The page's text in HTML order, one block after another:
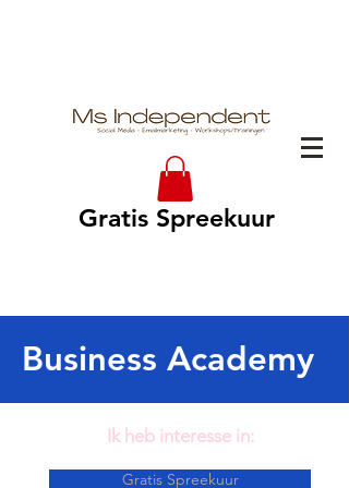
Gratis Spreekuur
Business Academy
Ik heb interesse in:
Gratis Spreekuur